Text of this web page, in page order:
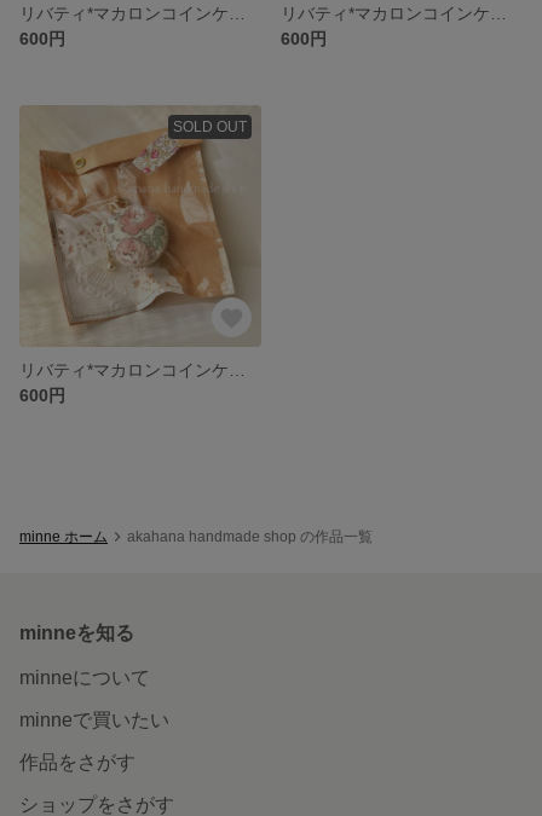
600円
600円
SOLD OUT
600円
minne ホーム akahana handmade shop の作品一覧
minneを知る
minneについて
minneで買いたい
作品をさがす
ショップをさがす